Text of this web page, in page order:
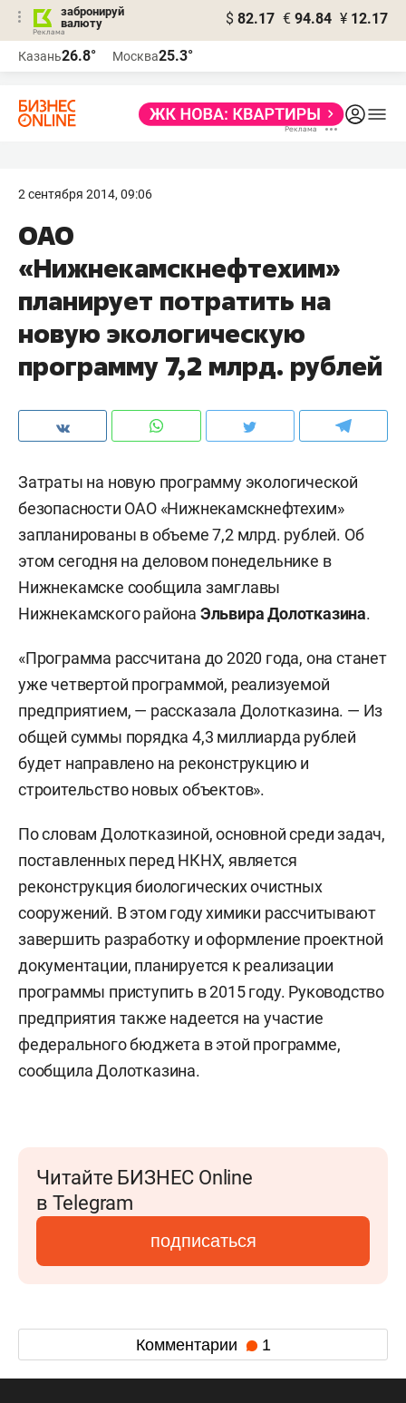
забронируй
валюту
$ 82.17 € 94.84 ¥ 12.17
Казань26.8° Москва25.3°
2 сентября 2014, 09:06
ОАО
«Нижнекамскнефтехим»
планирует потратить на
новую экологическую
программу 7,2 млрд. рублей
Затраты на новую программу экологической
безопасности ОАО «Нижнекамскнефтехим»
запланированы в объеме 7,2 млрд. рублей. Об
этом сегодня на деловом понедельнике в
Нижнекамске сообщила замглавы
Нижнекамского района Эльвира Долотказина.
«Программа рассчитана до 2020 года, она станет
уже четвертой программой, реализуемой
предприятием, — рассказала Долотказина. — Из
общей суммы порядка 4,3 миллиарда рублей
будет направлено на реконструкцию и
строительство новых объектов».
По словам Долотказиной, основной среди задач,
поставленных перед НКНХ, является
реконструкция биологических очистных
сооружений. В этом году химики рассчитывают
завершить разработку и оформление проектной
документации, планируется к реализации
программы приступить в 2015 году. Руководство
предприятия также надеется на участие
федерального бюджета в этой программе,
сообщила Долотказина.
Читайте БИЗНЕС Online
в Telegram
подписаться
Комментарии 1